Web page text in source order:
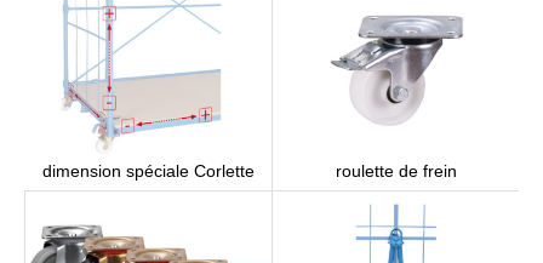
dimension spéciale Corlette roulette de frein